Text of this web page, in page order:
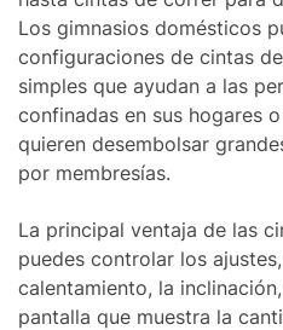
Los gimnasios domésticos
configuraciones de cintas
simples que ayudan a las
confinadas en sus hogares
quieren desembolsar
por membresías.
La principal ventaja de las
puedes controlar los
calentamiento, la
pantalla que muestra la